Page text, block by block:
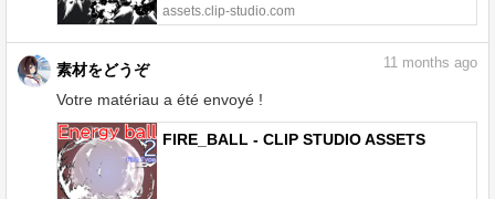
assets.clip-studio.com
素材をどうぞ
Votre matériau a été envoyé !
11 months ago
FIRE_BALL - CLIP STUDIO ASSETS